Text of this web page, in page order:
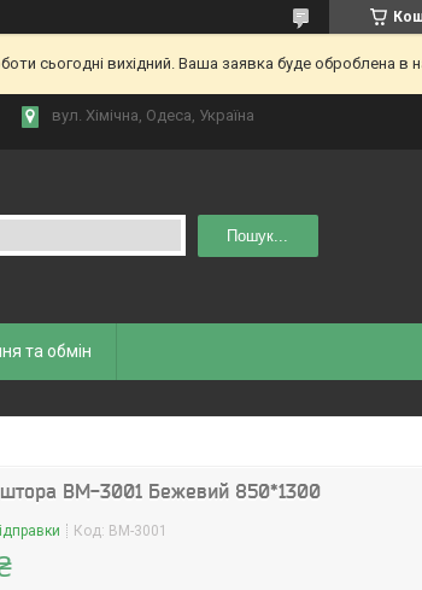
сьогодні вихідний. Ваша заявка буде оброблена в
вул. Хiмiчна, Одеса, Україна
Пошук...
та обмiн
штора ВМ-3001 Бежевий 850*1300
Код: ВМ-3001